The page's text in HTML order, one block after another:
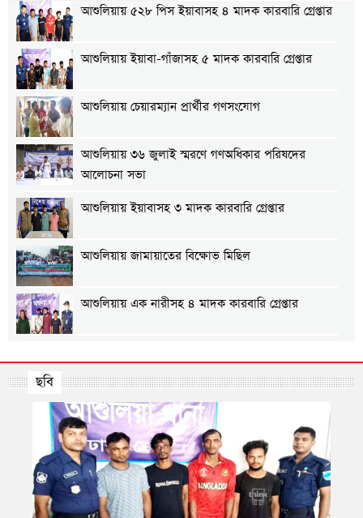
আশুলিয়ায় ৫২৮ পিস ইয়াবাসহ ৪ মাদক কারবারি গ্রেপ্তার
আশুলিয়ায় ইয়াবা-গাঁজাসহ ৫ মাদক কারবারি গ্রেপ্তার
আশুলিয়ায় চেয়ারম্যান প্রার্থীর গণসংযোগ
আশুলিয়ায় ৩৬ জুলাই স্মরণে গণঅধিকার পরিষদের
আলোচনা সভা
আশুলিয়ায় ইয়াবাসহ ৩ মাদক কারবারি গ্রেপ্তার
আশুলিয়ায় জামায়াতের বিক্ষোভ মিছিল
আশুলিয়ায় এক নারীসহ ৪ মাদক কারবারি গ্রেপ্তার
আশুলিয়ায় গ্যাস ও বিদ্যুতের দাবিতে এলাকাবাসীর
মানববন্ধন
আশুলিয়ায় প্রীতি ফুটবল ম্যাচ অনুষ্ঠিত
ছবি